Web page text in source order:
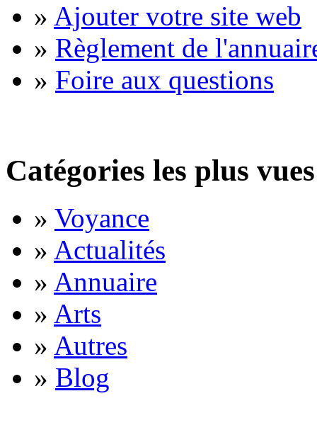
» Ajouter votre site web
» Règlement de
» Foire aux questions
Catégories les plus vues
» Voyance
» Actualités
» Annuaire
» Arts
» Autres
» Blog